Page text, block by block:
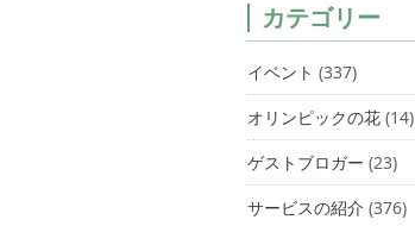
カテゴリー
イベント (337)
オリンピックの花 (14)
ゲストブロガー (23)
サービスの紹介 (376)